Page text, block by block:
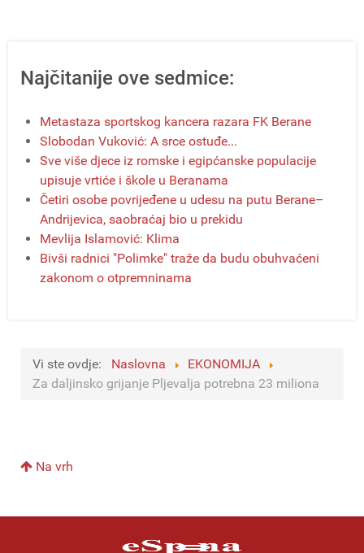
Najčitanije ove sedmice:
Metastaza sportskog kancera razara FK Berane
Slobodan Vuković: A srce ostuđe...
Sve više djece iz romske i egipćanske populacije
upisuje vrtiće i škole u Beranama
Četiri osobe povrijeđene u udesu na putu Berane–
Andrijevica, saobraćaj bio u prekidu
Mevlija Islamović: Klima
Bivši radnici "Polimke" traže da budu obuhvaćeni
zakonom o otpremninama
Vi ste ovdje: Naslovna
EKONOMIJA
Za daljinsko grijanje Pljevalja potrebna 23 miliona
Na vrh